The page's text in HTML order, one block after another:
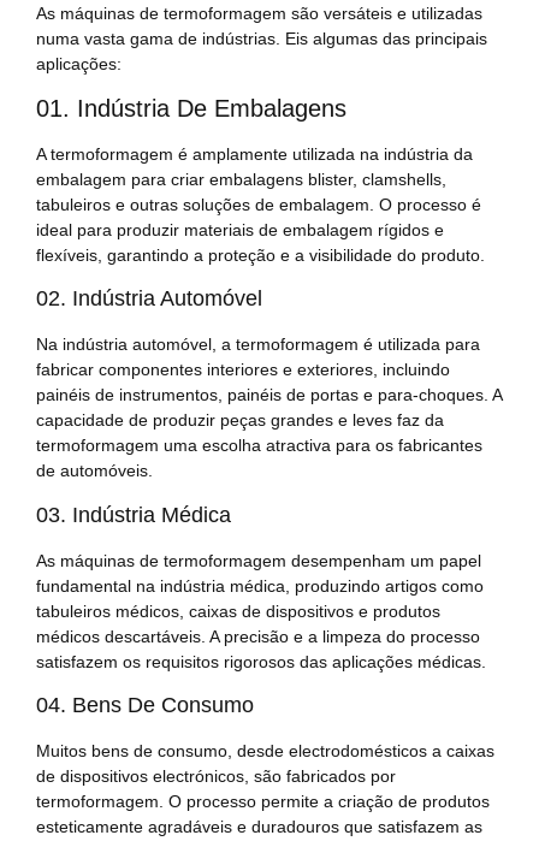
As máquinas de termoformagem são versáteis e utilizadas
numa vasta gama de indústrias. Eis algumas das principais
aplicações:
01. Indústria De Embalagens
A termoformagem é amplamente utilizada na indústria da
embalagem para criar embalagens blister, clamshells,
tabuleiros e outras soluções de embalagem. O processo é
ideal para produzir materiais de embalagem rígidos e
flexíveis, garantindo a proteção e a visibilidade do produto.
02. Indústria Automóvel
Na indústria automóvel, a termoformagem é utilizada para
fabricar componentes interiores e exteriores, incluindo
painéis de instrumentos, painéis de portas e para-choques. A
capacidade de produzir peças grandes e leves faz da
termoformagem uma escolha atractiva para os fabricantes
de automóveis.
03. Indústria Médica
As máquinas de termoformagem desempenham um papel
fundamental na indústria médica, produzindo artigos como
tabuleiros médicos, caixas de dispositivos e produtos
médicos descartáveis. A precisão e a limpeza do processo
satisfazem os requisitos rigorosos das aplicações médicas.
04. Bens De Consumo
Muitos bens de consumo, desde electrodomésticos a caixas
de dispositivos electrónicos, são fabricados por
termoformagem. O processo permite a criação de produtos
esteticamente agradáveis e duradouros que satisfazem as